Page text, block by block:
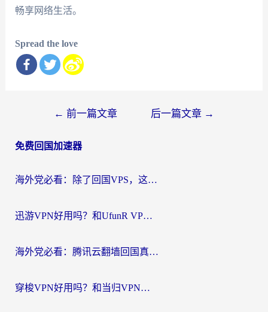
畅享网络生活。
Spread the love
导
← 前一篇文章 后一篇文章 →
免费回国加速器
海外党必看：除了回国VPS，这样选加速器也能无缝刷国内资源？
迅游VPN好用吗？和UfunR VPN对比哪个回国效果更好？海外党亲测避坑指南
海外党必看：腾讯云翻墙回国真的好用吗？+ 3步选对回国加速器指南
穿梭VPN好用吗？和当归VPN对比哪个回国效果更好？海外党亲测实用指南